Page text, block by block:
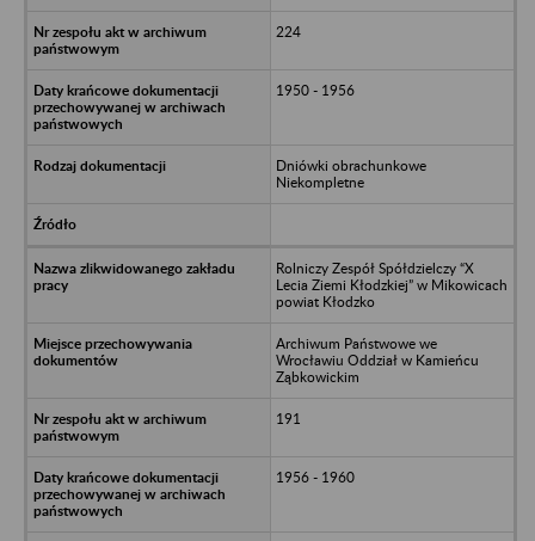
224
1950 - 1956
Dniówki obrachunkowe
Niekompletne
Rolniczy Zespół Spółdzielczy “X
Lecia Ziemi Kłodzkiej” w Mikowicach
powiat Kłodzko
Archiwum Państwowe we
Wrocławiu Oddział w Kamieńcu
Ząbkowickim
191
1956 - 1960